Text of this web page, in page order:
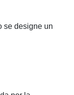
se designe un